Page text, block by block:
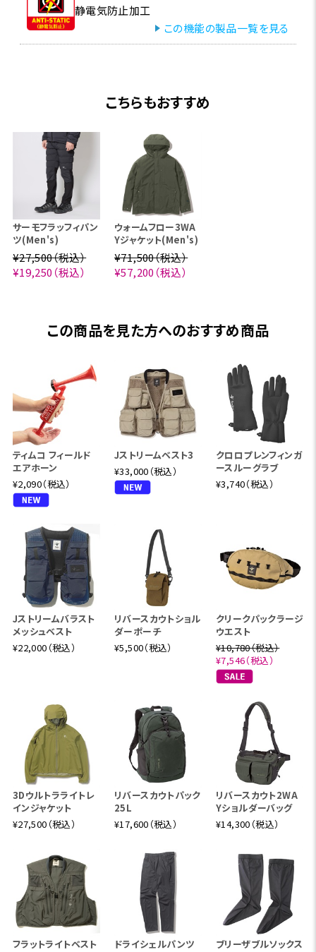
静電気防止加工
この機能の製品一覧を見る
こちらもおすすめ
サーモフラッフィパン
ツ(Men's)
¥27,500（税込）
¥19,250（税込）
ウォームフロー3WA
Yジャケット(Men's)
¥71,500（税込）
¥57,200（税込）
この商品を見た方へのおすすめ商品
ティムコ フィールド
エアホーン
¥2,090（税込）
Jストリームベスト3
¥33,000（税込）
クロロプレンフィンガ
ースルーグラブ
¥3,740（税込）
Jストリームバラスト
メッシュベスト
¥22,000（税込）
リバースカウトショル
ダーポーチ
¥5,500（税込）
クリークパックラージ
ウエスト
¥10,780（税込）
¥7,546（税込）
3Dウルトラライトレ
インジャケット
¥27,500（税込）
リバースカウトパック
25L
¥17,600（税込）
リバースカウト2WA
Yショルダーバッグ
¥14,300（税込）
フラットライトベスト
ドライシェルパンツ
ブリーザブルソックス